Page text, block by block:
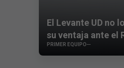
El Levante UD no
su ventaja ante el
PRIMER EQUIPO